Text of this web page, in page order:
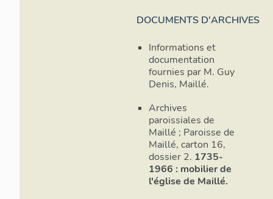
DOCUMENTS D'ARCHIVES
Informations et
documentation
fournies par M. Guy
Denis, Maillé.
Archives
paroissiales de
Maillé ; Paroisse de
Maillé, carton 16,
dossier 2. 1735-
1966 : mobilier de
l'église de Maillé.